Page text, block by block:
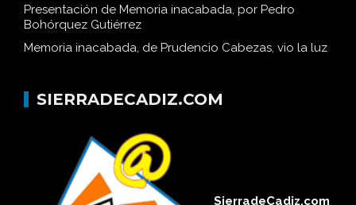
Presentación de Memoria inacabada, por Pedro
Bohórquez Gutiérrez
Memoria inacabada, de Prudencio Cabezas, vio la luz
SIERRADECADIZ.COM
SierradeCadiz.com